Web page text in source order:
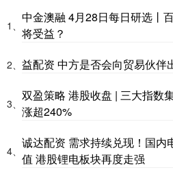
1、
中金澳融 4月28日每日研选丨
将受益？
2、 益配资 中方是否会向贸易伙伴
3、
双盈策略 港股收盘 | 三大指数
涨超240%
4、
诚达配资 需求持续兑现！国内
值 港股锂电板块再度走强